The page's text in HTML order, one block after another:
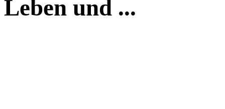
Leben und ...